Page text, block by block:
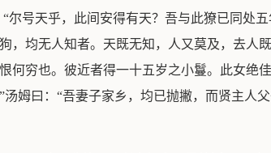
号天乎，此间安得有天？吾与此獠已同处五
均无人知者。天既无知，人又莫及，去人既
何穷也。彼近者得一十五岁之小鬘。此女绝
姆曰：“吾妻子家乡，均已抛撇，而贤主人